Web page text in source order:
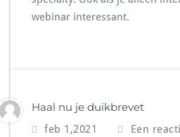
webinar interessant.
Haal nu je duikbrevet
feb 1,2021 Een